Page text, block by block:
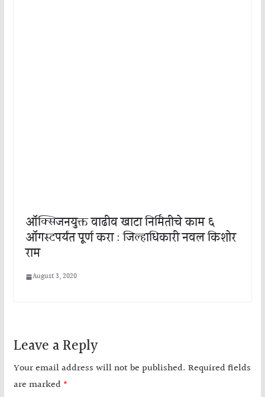
ऑक्सिजनयुक्त वाढीव खाटा निर्मितीचे काम ६
ऑगस्टपर्यंत पूर्ण करा : जिल्हाधिकारी नवल किशोर
राम
August 3, 2020
Leave a Reply
Your email address will not be published. Required fields
are marked *